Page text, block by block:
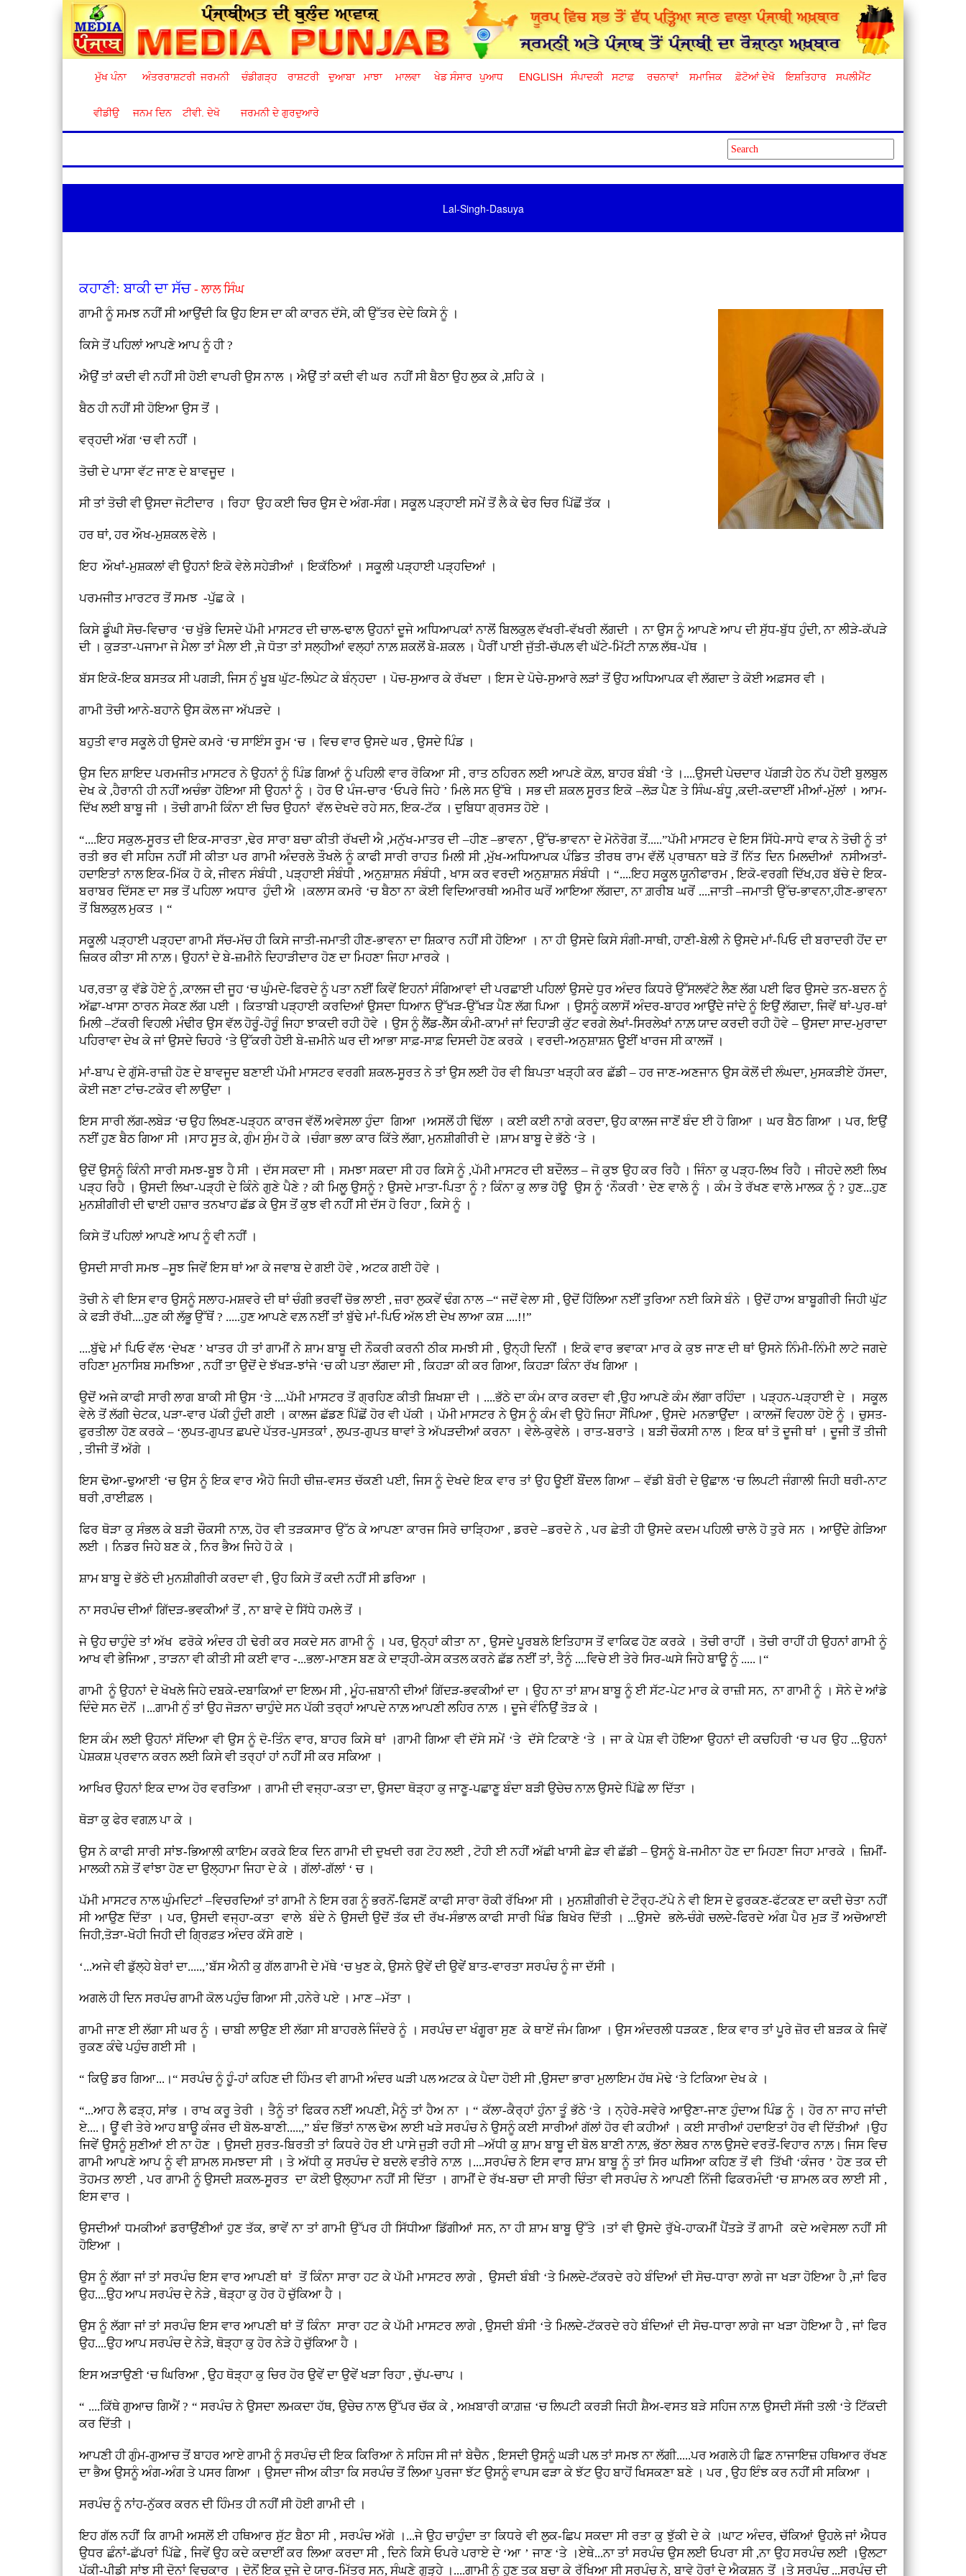
ਮੁੱਖ ਪੰਨਾ ਅੰਤਰਰਾਸ਼ਟਰੀ ਜਰਮਨੀ ਚੰਡੀਗੜ੍ਹ ਰਾਸ਼ਟਰੀ ਦੁਆਬਾ ਮਾਝਾ ਮਾਲਵਾ ਖੇਡ ਸੰਸਾਰ ਪੁਆਧ ENGLISH ਸੰਪਾਦਕੀ ਸਟਾਫ਼ ਰਚਨਾਵਾਂ ਸਮਾਜਿਕ ਫ਼ੋਟੋਆਂ ਦੇਖੋ ਇਸ਼ਤਿਹਾਰ ਸਪਲੀਮੈਂਟ
ਵੀਡੀਉ ਜਨਮ ਦਿਨ ਟੀਵੀ. ਦੇਖੋ ਜਰਮਨੀ ਦੇ ਗੁਰਦੁਆਰੇ
Lal-Singh-Dasuya
ਕਹਾਣੀ: ਬਾਕੀ ਦਾ ਸੱਚ- ਲਾਲ ਸਿੰਘ
ਗਾਮੀ ਨੂੰ ਸਮਝ ਨਹੀਂ ਸੀ ਆਉਂਦੀ ਕਿ ਉਹ ਇਸ ਦਾ ਕੀ ਕਾਰਨ ਦੱਸੇ, ਕੀ ਉੱਤਰ ਦੇਦੇ ਕਿਸੇ ਨੂੰ ।
ਕਿਸੇ ਤੋਂ ਪਹਿਲਾਂ ਆਪਣੇ ਆਪ ਨੂੰ ਹੀ ?
ਐਉਂ ਤਾਂ ਕਦੀ ਵੀ ਨਹੀਂ ਸੀ ਹੋਈ ਵਾਪਰੀ ਉਸ ਨਾਲ । ਐਉਂ ਤਾਂ ਕਦੀ ਵੀ ਘਰ ਨਹੀਂ ਸੀ ਬੈਠਾ ਉਹ ਲੁਕ ਕੇ ,ਸ਼ਹਿ ਕੇ ।
ਬੈਠ ਹੀ ਨਹੀਂ ਸੀ ਹੋਇਆ ਉਸ ਤੋਂ ।
ਵਰ੍ਹਦੀ ਅੱਗ ‘ਚ ਵੀ ਨਹੀਂ ।
ਤੋਚੀ ਦੇ ਪਾਸਾ ਵੱਟ ਜਾਣ ਦੇ ਬਾਵਜੂਦ ।
ਸੀ ਤਾਂ ਤੋਚੀ ਵੀ ਉਸਦਾ ਜੋਟੀਦਾਰ । ਰਿਹਾ ਉਹ ਕਈ ਚਿਰ ਉਸ ਦੇ ਅੰਗ-ਸੰਗ। ਸਕੂਲ ਪੜ੍ਹਾਈ ਸਮੇਂ ਤੋਂ ਲੈ ਕੇ ਢੇਰ ਚਿਰ ਪਿੱਛੋਂ ਤੱਕ ।
ਹਰ ਥਾਂ, ਹਰ ਔਖ-ਮੁਸ਼ਕਲ ਵੇਲੇ ।
ਇਹ ਔਖਾਂ-ਮੁਸ਼ਕਲਾਂ ਵੀ ਉਹਨਾਂ ਇਕੋ ਵੇਲੇ ਸਹੇੜੀਆਂ । ਇਕੱਠਿਆਂ । ਸਕੂਲੀ ਪੜ੍ਹਾਈ ਪੜ੍ਹਦਿਆਂ ।
ਪਰਮਜੀਤ ਮਾਰਟਰ ਤੋਂ ਸਮਝ -ਪੁੱਛ ਕੇ ।
ਕਿਸੇ ਡੂੰਘੀ ਸੋਚ-ਵਿਚਾਰ ‘ਚ ਖੁੱਭੇ ਦਿਸਦੇ ਪੱਮੀ ਮਾਸਟਰ ਦੀ ਚਾਲ-ਢਾਲ ਉਹਨਾਂ ਦੂਜੇ ਅਧਿਆਪਕਾਂ ਨਾਲੋਂ ਬਿਲਕੁਲ ਵੱਖਰੀ-ਵੱਖਰੀ ਲੱਗਦੀ । ਨਾ ਉਸ ਨੂੰ ਆਪਣੇ ਆਪ ਦੀ ਸੁੱਧ-ਬੁੱਧ ਹੁੰਦੀ, ਨਾ ਲੀੜੇ-ਕੱਪੜੇ
ਦੀ । ਕੁੜਤਾ-ਪਜਾਮਾ ਜੇ ਮੈਲਾ ਤਾਂ ਮੈਲਾ ਈ ,ਜੇ ਧੋਤਾ ਤਾਂ ਸਲ੍ਹੀਆਂ ਵਲ੍ਹਾਂ ਨਾਲ਼ ਸ਼ਕਲੋਂ ਬੇ-ਸ਼ਕਲ । ਪੈਰੀਂ ਪਾਈ ਜੁੱਤੀ-ਚੱਪਲ ਵੀ ਘੱਟੇ-ਮਿੱਟੀ ਨਾਲ਼ ਲੱਥ-ਪੱਥ ।
ਬੱਸ ਇਕੋ-ਇਕ ਬਸਤਕ ਸੀ ਪਗੜੀ, ਜਿਸ ਨੁੰ ਖੂਬ ਘੁੱਟ-ਲਿਪੇਟ ਕੇ ਬੰਨ੍ਹਦਾ । ਪੋਚ-ਸੁਆਰ ਕੇ ਰੱਖਦਾ । ਇਸ ਦੇ ਪੋਚੇ-ਸੁਆਰੇ ਲੜਾਂ ਤੋਂ ਉਹ ਅਧਿਆਪਕ ਵੀ ਲੱਗਦਾ ਤੇ ਕੋਈ ਅਫ਼ਸਰ ਵੀ ।
ਗਾਮੀ ਤੋਚੀ ਆਨੇ-ਬਹਾਨੇ ਉਸ ਕੋਲ ਜਾ ਅੱਪੜਦੇ ।
ਬਹੁਤੀ ਵਾਰ ਸਕੂਲੇ ਹੀ ਉਸਦੇ ਕਮਰੇ ‘ਚ ਸਾਇੰਸ ਰੂਮ ‘ਚ । ਵਿਚ ਵਾਰ ਉਸਦੇ ਘਰ , ਉਸਦੇ ਪਿੰਡ ।
ਉਸ ਦਿਨ ਸ਼ਾਇਦ ਪਰਮਜੀਤ ਮਾਸਟਰ ਨੇ ਉਹਨਾਂ ਨੂੰ ਪਿੰਡ ਗਿਆਂ ਨੂੰ ਪਹਿਲੀ ਵਾਰ ਰੋਕਿਆ ਸੀ , ਰਾਤ ਠਹਿਰਨ ਲਈ ਆਪਣੇ ਕੋਲ਼, ਬਾਹਰ ਬੰਬੀ ‘ਤੇ ।....ਉਸਦੀ ਪੇਚਦਾਰ ਪੱਗੜੀ ਹੇਠ ਨੱਪ ਹੋਈ ਬੁਲਬੁਲ
ਦੇਖ ਕੇ ,ਹੈਰਾਨੀ ਹੀ ਨਹੀਂ ਅਚੰਭਾ ਹੋਇਆ ਸੀ ਉਹਨਾਂ ਨੂੰ । ਹੋਰ ੳ ਪੰਜ-ਚਾਰ ‘ਓਪਰੇ ਜਿਹੇ ’ ਮਿਲੇ ਸਨ ਉੱਥੇ । ਸਭ ਦੀ ਸ਼ਕਲ ਸੂਰਤ ਇਕੋ –ਲੋੜ ਪੈਣ ਤੇ ਸਿੰਘ-ਬੰਧੂ ,ਕਦੀ-ਕਦਾਈਂ ਮੀਆਂ-ਮੁੱਲਾਂ । ਆਮ-
ਦਿੱਖ ਲਈ ਬਾਬੂ ਜੀ । ਤੋਚੀ ਗਾਮੀ ਕਿੰਨਾ ਈ ਚਿਰ ਉਹਨਾਂ ਵੱਲ ਦੇਖਦੇ ਰਹੇ ਸਨ, ਇਕ-ਟੱਕ । ਦੁਬਿਧਾ ਗ੍ਰਸਤ ਹੋਏ ।
“....ਇਹ ਸਕੁਲ-ਸੂਰਤ ਦੀ ਇਕ-ਸਾਰਤਾ ,ਢੇਰ ਸਾਰਾ ਬਚਾ ਕੀਤੀ ਰੱਖਦੀ ਐ ,ਮਨੁੱਖ-ਮਾਤਰ ਦੀ –ਹੀਣ –ਭਾਵਨਾ , ਉੱਚ-ਭਾਵਨਾ ਦੇ ਮੋਨੋਰੋਗ ਤੋਂ.....”ਪੱਮੀ ਮਾਸਟਰ ਦੇ ਇਸ ਸਿੱਧੇ-ਸਾਧੇ ਵਾਕ ਨੇ ਤੋਚੀ ਨੂੰ ਤਾਂ
ਰਤੀ ਭਰ ਵੀ ਸਹਿਜ ਨਹੀਂ ਸੀ ਕੀਤਾ ਪਰ ਗਾਮੀ ਅੰਦਰਲੇ ਤੌਖਲੇ ਨੂੰ ਕਾਫੀ ਸਾਰੀ ਰਾਹਤ ਮਿਲੀ ਸੀ ,ਮੁੱਖ-ਅਧਿਆਪਕ ਪੰਡਿਤ ਤੀਰਥ ਰਾਮ ਵੱਲੋਂ ਪ੍ਰਾਥਨਾ ਥੜੇ ਤੋਂ ਨਿੱਤ ਦਿਨ ਮਿਲਦੀਆਂ ਨਸੀਅਤਾਂ-
ਹਦਾਇਤਾਂ ਨਾਲ ਇਕ-ਮਿੱਕ ਹੋ ਕੇ, ਜੀਵਨ ਸੰਬੰਧੀ , ਪੜ੍ਹਾਈ ਸੰਬੰਧੀ , ਅਨੁਸ਼ਾਸ਼ਨ ਸੰਬੰਧੀ , ਖਾਸ ਕਰ ਵਰਦੀ ਅਨੁਸ਼ਾਸ਼ਨ ਸੰਬੰਧੀ । “....ਇਹ ਸਕੂਲ ਯੂਨੀਫਾਰਮ , ਇਕੋ-ਵਰਗੀ ਦਿੱਖ,ਹਰ ਬੱਚੇ ਦੇ ਇਕ-
ਬਰਾਬਰ ਦਿੱਸਣ ਦਾ ਸਭ ਤੋਂ ਪਹਿਲਾ ਅਧਾਰ ਹੁੰਦੀ ਐ ।ਕਲਾਸ ਕਮਰੇ ‘ਚ ਬੈਠਾ ਨਾ ਕੋਈ ਵਿਦਿਆਰਥੀ ਅਮੀਰ ਘਰੋਂ ਆਇਆ ਲੱਗਦਾ, ਨਾ ਗ਼ਰੀਬ ਘਰੋਂ ....ਜਾਤੀ –ਜਮਾਤੀ ਉੱਚ-ਭਾਵਨਾ,ਹੀਣ-ਭਾਵਨਾ
ਤੋਂ ਬਿਲਕੁਲ ਮੁਕਤ । “
ਸਕੂਲੀ ਪੜ੍ਹਾਈ ਪੜ੍ਹਦਾ ਗਾਮੀ ਸੱਚ-ਮੱਚ ਹੀ ਕਿਸੇ ਜਾਤੀ-ਜਮਾਤੀ ਹੀਣ-ਭਾਵਨਾ ਦਾ ਸ਼ਿਕਾਰ ਨਹੀਂ ਸੀ ਹੋਇਆ । ਨਾ ਹੀ ਉਸਦੇ ਕਿਸੇ ਸੰਗੀ-ਸਾਥੀ, ਹਾਣੀ-ਬੇਲੀ ਨੇ ਉਸਦੇ ਮਾਂ-ਪਿਓ ਦੀ ਬਰਾਦਰੀ ਹੋਂਦ ਦਾ
ਜ਼ਿਕਰ ਕੀਤਾ ਸੀ ਨਾਲ਼। ਉਹਨਾਂ ਦੇ ਬੇ-ਜ਼ਮੀਨੇ ਦਿਹਾੜੀਦਾਰ ਹੋਣ ਦਾ ਮਿਹਣਾ ਜਿਹਾ ਮਾਰਕੇ ।
ਪਰ,ਰਤਾ ਕੁ ਵੱਡੇ ਹੋਏ ਨੂੰ ,ਕਾਲਜ ਦੀ ਜੂਹ ‘ਚ ਘੁੰਮਦੇ-ਫਿਰਦੇ ਨੂੰ ਪਤਾ ਨਈਂ ਕਿਵੇਂ ਇਹਨਾਂ ਸੰਗਿਆਵਾਂ ਦੀ ਪਰਛਾਈ ਪਹਿਲਾਂ ਉਸਦੇ ਧੁਰ ਅੰਦਰ ਕਿਧਰੇ ਉੱਸਲਵੱਟੇ ਲੈਣ ਲੱਗ ਪਈ ਫਿਰ ਉਸਦੇ ਤਨ-ਬਦਨ ਨੂੰ
ਅੱਛਾ-ਖਾਸਾ ਠਾਰਨ ਸੇਕਣ ਲੱਗ ਪਈ । ਕਿਤਾਬੀ ਪੜ੍ਹਾਈ ਕਰਦਿਆਂ ਉਸਦਾ ਧਿਆਨ ਉੱਖੜ-ਉੱਖੜ ਪੈਣ ਲੱਗ ਪਿਆ । ਉਸਨੂੰ ਕਲਾਸੋਂ ਅੰਦਰ-ਬਾਹਰ ਆਉਂਦੇ ਜਾਂਦੇ ਨੂੰ ਇਉਂ ਲੱਗਦਾ, ਜਿਵੇਂ ਥਾਂ-ਪੁਰ-ਥਾਂ
ਮਿਲੀ –ਟੱਕਰੀ ਵਿਹਲੀ ਮੰਢੀਰ ਉਸ ਵੱਲ ਹੋਰੂੰ-ਹੋਰੂੰ ਜਿਹਾ ਝਾਕਦੀ ਰਹੀ ਹੋਵੇ । ਉਸ ਨੂੰ ਲੈਂਡ-ਲੈੱਸ ਕੰਮੀ-ਕਾਮਾਂ ਜਾਂ ਦਿਹਾੜੀ ਕੁੱਟ ਵਰਗੇ ਲੇਖਾਂ-ਸਿਰਲੇਖਾਂ ਨਾਲ਼ ਯਾਦ ਕਰਦੀ ਰਹੀ ਹੋਵੇ – ਉਸਦਾ ਸਾਦ-ਮੁਰਾਦਾ
ਪਹਿਰਾਵਾ ਦੇਖ ਕੇ ਜਾਂ ਉਸਦੇ ਚਿਹਰੇ ‘ਤੇ ਉੱਕਰੀ ਹੋਈ ਬੇ-ਜ਼ਮੀਨੇ ਘਰ ਦੀ ਆਭਾ ਸਾਫ਼-ਸਾਫ਼ ਦਿਸਦੀ ਹੋਣ ਕਰਕੇ । ਵਰਦੀ-ਅਨੁਸ਼ਾਸ਼ਨ ਊਈਂ ਖਾਰਜ ਸੀ ਕਾਲਜੋਂ ।
ਮਾਂ-ਬਾਪ ਦੇ ਗੁੱਸੇ-ਰਾਜ਼ੀ ਹੋਣ ਦੇ ਬਾਵਜੂਦ ਬਣਾਈ ਪੱਮੀ ਮਾਸਟਰ ਵਰਗੀ ਸ਼ਕਲ-ਸੂਰਤ ਨੇ ਤਾਂ ਉਸ ਲਈ ਹੋਰ ਵੀ ਬਿਪਤਾ ਖੜ੍ਹੀ ਕਰ ਛੱਡੀ – ਹਰ ਜਾਣ-ਅਣਜਾਨ ਉਸ ਕੋਲੋਂ ਦੀ ਲੰਘਦਾ, ਮੁਸਕੜੀਏ ਹੱਸਦਾ,
ਕੋਈ ਜਣਾ ਟਾਂਚ-ਟਕੋਰ ਵੀ ਲਾਉਂਦਾ ।
ਇਸ ਸਾਰੀ ਲੱਗ-ਲਬੇੜ ‘ਚ ਉਹ ਲਿਖਣ-ਪੜ੍ਹਨ ਕਾਰਜ ਵੱਲੋਂ ਅਵੇਸਲਾ ਹੁੰਦਾ ਗਿਆ ।ਅਸਲੋਂ ਹੀ ਢਿੱਲਾ । ਕਈ ਕਈ ਨਾਗੇ ਕਰਦਾ, ਉਹ ਕਾਲਜ ਜਾਣੋਂ ਬੰਦ ਈ ਹੋ ਗਿਆ । ਘਰ ਬੈਠ ਗਿਆ । ਪਰ, ਇਉਂ
ਨਈਂ ਹੁਣ ਬੈਠ ਗਿਆ ਸੀ ।ਸਾਹ ਸੂਤ ਕੇ, ਗੁੰਮ ਸੁੰਮ ਹੋ ਕੇ ।ਚੰਗਾ ਭਲਾ ਕਾਰ ਕਿੱਤੇ ਲੱਗਾ, ਮੁਨਸ਼ੀਗੀਰੀ ਦੇ ।ਸ਼ਾਮ ਬਾਬੂ ਦੇ ਭੱਠੇ ‘ਤੇ ।
ਉਦੋਂ ਉਸਨੂੰ ਕਿੰਨੀ ਸਾਰੀ ਸਮਝ-ਬੂਝ ਹੈ ਸੀ । ਦੱਸ ਸਕਦਾ ਸੀ । ਸਮਝਾ ਸਕਦਾ ਸੀ ਹਰ ਕਿਸੇ ਨੂੰ ,ਪੱਮੀ ਮਾਸਟਰ ਦੀ ਬਦੌਲਤ – ਜੋ ਕੁਝ ਉਹ ਕਰ ਰਿਹੈ । ਜਿੰਨਾ ਕੁ ਪੜ੍ਹ-ਲਿਖ ਰਿਹੈ । ਜੀਹਦੇ ਲਈ ਲਿਖ
ਪੜ੍ਹ ਰਿਹੈ । ਉਸਦੀ ਲਿਖਾ-ਪੜ੍ਹੀ ਦੇ ਕਿੰਨੇ ਗੁਣੇ ਪੈਣੇ ? ਕੀ ਮਿਲੂ ਉਸਨੂੰ ? ਉਸਦੇ ਮਾਤਾ-ਪਿਤਾ ਨੂੰ ? ਕਿੰਨਾ ਕੁ ਲਾਭ ਹੋਊ ਉਸ ਨੂੰ ‘ਨੌਕਰੀ ’ ਦੇਣ ਵਾਲੇ ਨੂੰ । ਕੰਮ ਤੇ ਰੱਖਣ ਵਾਲੇ ਮਾਲਕ ਨੂੰ ? ਹੁਣ...ਹੁਣ
ਮੁਨਸ਼ੀਗੀਰੀ ਦੀ ਢਾਈ ਹਜ਼ਾਰ ਤਨਖਾਹ ਛੱਡ ਕੇ ਉਸ ਤੋਂ ਕੁਝ ਵੀ ਨਹੀਂ ਸੀ ਦੱਸ ਹੋ ਰਿਹਾ , ਕਿਸੇ ਨੂੰ ।
ਕਿਸੇ ਤੋਂ ਪਹਿਲਾਂ ਆਪਣੇ ਆਪ ਨੂੰ ਵੀ ਨਹੀਂ ।
ਉਸਦੀ ਸਾਰੀ ਸਮਝ –ਸੂਝ ਜਿਵੇਂ ਇਸ ਥਾਂ ਆ ਕੇ ਜਵਾਬ ਦੇ ਗਈ ਹੋਵੇ , ਅਟਕ ਗਈ ਹੋਵੇ ।
ਤੋਚੀ ਨੇ ਵੀ ਇਸ ਵਾਰ ਉਸਨੂੰ ਸਲਾਹ-ਮਸ਼ਵਰੇ ਦੀ ਥਾਂ ਚੰਗੀ ਭਰਵੀਂ ਚੋਭ ਲਾਈ , ਜ਼ਰਾ ਲੁਕਵੇਂ ਢੰਗ ਨਾਲ –“ ਜਦੋਂ ਵੇਲਾ ਸੀ , ਉਦੋਂ ਹਿੱਲਿਆ ਨਈਂ ਤੁਰਿਆ ਨਈ ਕਿਸੇ ਬੰਨੇ । ਉਦੋਂ ਹਾਅ ਬਾਬੂਗੀਰੀ ਜਿਹੀ ਘੁੱਟ
ਕੇ ਫੜੀ ਰੱਖੀ....ਹੁਣ ਕੀ ਲੱਭੂ ਉੱਥੋਂ ? .....ਹੁਣ ਆਪਣੇ ਵਲ਼ ਨਈਂ ਤਾਂ ਬੁੱਢੇ ਮਾਂ-ਪਿਓ ਅੱਲ ਈ ਦੇਖ ਲਾਆ ਕਸ਼ ....!!”
....ਬੁੱਢੇ ਮਾਂ ਪਿਓ ਵੱਲ ‘ਦੇਖਣ ’ ਖਾਤਰ ਹੀ ਤਾਂ ਗਾਮੀਂ ਨੇ ਸ਼ਾਮ ਬਾਬੂ ਦੀ ਨੌਕਰੀ ਕਰਨੀ ਠੀਕ ਸਮਝੀ ਸੀ , ਉਨ੍ਹੀ ਦਿਨੀਂ । ਇਕੋ ਵਾਰ ਭਵਾਕਾ ਮਾਰ ਕੇ ਕੁਝ ਜਾਣ ਦੀ ਥਾਂ ਉਸਨੇ ਨਿੰਮੀ-ਨਿੰਮੀ ਲਾਟੇ ਜਗਦੇ
ਰਹਿਣਾ ਮੁਨਾਸਿਬ ਸਮਝਿਆ , ਨਹੀਂ ਤਾ ਉਦੋਂ ਦੇ ਝੱਖੜ-ਝਾਂਜੇ ‘ਚ ਕੀ ਪਤਾ ਲੱਗਦਾ ਸੀ , ਕਿਹੜਾ ਕੀ ਕਰ ਗਿਆ, ਕਿਹੜਾ ਕਿੰਨਾ ਰੱਖ ਗਿਆ ।
ਉਦੋਂ ਅਜੇ ਕਾਫੀ ਸਾਰੀ ਲਾਗ ਬਾਕੀ ਸੀ ਉਸ ‘ਤੇ ....ਪੱਮੀ ਮਾਸਟਰ ਤੋਂ ਗ੍ਰਹਿਣ ਕੀਤੀ ਸ਼ਿਖਸ਼ਾ ਦੀ । ....ਭੱਠੇ ਦਾ ਕੰਮ ਕਾਰ ਕਰਦਾ ਵੀ ,ਉਹ ਆਪਣੇ ਕੰਮ ਲੱਗਾ ਰਹਿੰਦਾ । ਪੜ੍ਹਨ-ਪੜ੍ਹਾਈ ਦੇ । ਸਕੂਲ
ਵੇਲੇ ਤੋਂ ਲੱਗੀ ਚੇਟਕ, ਪੜਾ-ਵਾਰ ਪੱਕੀ ਹੁੰਦੀ ਗਈ । ਕਾਲਜ ਛੱਡਣ ਪਿੱਛੋਂ ਹੋਰ ਵੀ ਪੱਕੀ । ਪੱਮੀ ਮਾਸਟਰ ਨੇ ਉਸ ਨੂੰ ਕੰਮ ਵੀ ਉਹੋ ਜਿਹਾ ਸੌਂਪਿਆ , ਉਸਦੇ ਮਨਭਾਉਂਦਾ । ਕਾਲਜੋਂ ਵਿਹਲਾ ਹੋਏ ਨੂੰ । ਚੁਸਤ-
ਫੁਰਤੀਲਾ ਹੋਣ ਕਰਕੇ – ‘ਲੁਪਤ-ਗੁਪਤ ਛਪਦੇ ਪੱਤਰ-ਪੁਸਤਕਾਂ , ਲੁਪਤ-ਗੁਪਤ ਥਾਵਾਂ ਤੇ ਅੱਪੜਦੀਆਂ ਕਰਨਾ । ਵੇਲੇ-ਕੁਵੇਲੇ । ਰਾਤ-ਬਰਾਤੇ । ਬੜੀ ਚੌਕਸੀ ਨਾਲ । ਇਕ ਥਾਂ ਤੋ ਦੂਜੀ ਥਾਂ । ਦੂਜੀ ਤੋਂ ਤੀਜੀ
, ਤੀਜੀ ਤੋਂ ਅੱਗੇ ।
ਇਸ ਢੋਆ-ਢੁਆਈ ‘ਚ ਉਸ ਨੂੰ ਇਕ ਵਾਰ ਐਹੋ ਜਿਹੀ ਚੀਜ਼-ਵਸਤ ਚੱਕਣੀ ਪਈ, ਜਿਸ ਨੂੰ ਦੇਖਦੇ ਇਕ ਵਾਰ ਤਾਂ ਉਹ ਊਈਂ ਬੌਂਦਲ ਗਿਆ – ਵੱਡੀ ਬੋਰੀ ਦੇ ਉਛਾਲ ‘ਚ ਲਿਪਟੀ ਜੰਗਾਲੀ ਜਿਹੀ ਥਰੀ-ਨਾਟ
ਥਰੀ ,ਰਾਈਫ਼ਲ ।
ਫਿਰ ਥੋੜਾ ਕੁ ਸੰਭਲ ਕੇ ਬੜੀ ਚੌਕਸੀ ਨਾਲ਼, ਹੋਰ ਵੀ ਤੜਕਸਾਰ ਉੱਠ ਕੇ ਆਪਣਾ ਕਾਰਜ ਸਿਰੇ ਚਾੜ੍ਹਿਆ , ਡਰਦੇ –ਡਰਦੇ ਨੇ , ਪਰ ਛੇਤੀ ਹੀ ਉਸਦੇ ਕਦਮ ਪਹਿਲੀ ਚਾਲੇ ਹੋ ਤੁਰੇ ਸਨ । ਆਉਂਦੇ ਗੇੜਿਆ
ਲਈ । ਨਿਡਰ ਜਿਹੇ ਬਣ ਕੇ , ਨਿਰ ਭੈਅ ਜਿਹੇ ਹੋ ਕੇ ।
ਸ਼ਾਮ ਬਾਬੂ ਦੇ ਭੱਠੇ ਦੀ ਮੁਨਸ਼ੀਗੀਰੀ ਕਰਦਾ ਵੀ , ਉਹ ਕਿਸੇ ਤੋਂ ਕਦੀ ਨਹੀਂ ਸੀ ਡਰਿਆ ।
ਨਾ ਸਰਪੰਚ ਦੀਆਂ ਗਿੱਦੜ-ਭਵਕੀਆਂ ਤੋਂ , ਨਾ ਬਾਵੇ ਦੇ ਸਿੱਧੇ ਹਮਲੇ ਤੋਂ ।
ਜੇ ਉਹ ਚਾਹੁੰਦੇ ਤਾਂ ਅੱਖ ਫਰੋਕੇ ਅੰਦਰ ਹੀ ਢੇਰੀ ਕਰ ਸਕਦੇ ਸਨ ਗਾਮੀ ਨੂੰ । ਪਰ, ਉਨ੍ਹਾਂ ਕੀਤਾ ਨਾ , ਉਸਦੇ ਪੂਰਬਲੇ ਇਤਿਹਾਸ ਤੋਂ ਵਾਕਿਫ ਹੋਣ ਕਰਕੇ । ਤੋਚੀ ਰਾਹੀਂ । ਤੋਚੀ ਰਾਹੀਂ ਹੀ ਉਹਨਾਂ ਗਾਮੀ ਨੂੰ
ਆਖ ਵੀ ਭੇਜਿਆ , ਤਾੜਨਾ ਵੀ ਕੀਤੀ ਸੀ ਕਈ ਵਾਰ -...ਭਲਾ-ਮਾਣਸ ਬਣ ਕੇ ਦਾੜ੍ਹੀ-ਕੇਸ ਕਤਲ ਕਰਨੇ ਛੱਡ ਨਈਂ ਤਾਂ, ਤੈਨੂੰ ....ਵਿਚੇ ਈ ਤੇਰੇ ਸਿਰ-ਘਸੇ ਜਿਹੇ ਬਾਊ ਨੂੰ .....।“
ਗਾਮੀ ਨੂੰ ਉਹਨਾਂ ਦੇ ਖੋਖਲੇ ਜਿਹੇ ਦਬਕੇ-ਦਬਾਕਿਆਂ ਦਾ ਇਲਮ ਸੀ , ਮੂੰਹ-ਜ਼ਬਾਨੀ ਦੀਆਂ ਗਿੱਦੜ-ਭਵਕੀਆਂ ਦਾ । ਉਹ ਨਾ ਤਾਂ ਸ਼ਾਮ ਬਾਬੂ ਨੂੰ ਈ ਸੱਟ-ਪੇਟ ਮਾਰ ਕੇ ਰਾਜ਼ੀ ਸਨ, ਨਾ ਗਾਮੀ ਨੂੰ । ਸੋਨੇ ਦੇ ਆਂਡੇ
ਦਿੰਦੇ ਸਨ ਦੋਨੋਂ ।...ਗਾਮੀ ਨੁੰ ਤਾਂ ਉਹ ਜੋੜਨਾ ਚਾਹੁੰਦੇ ਸਨ ਪੱਕੀ ਤਰ੍ਹਾਂ ਆਪਦੇ ਨਾਲ਼ ਆਪਣੀ ਲਹਿਰ ਨਾਲ਼ । ਦੂਜੇ ਵੰਨਿਉਂ ਤੋੜ ਕੇ ।
ਇਸ ਕੰਮ ਲਈ ਉਹਨਾਂ ਸੱਦਿਆ ਵੀ ਉਸ ਨੂੰ ਦੋ-ਤਿੰਨ ਵਾਰ, ਬਾਹਰ ਕਿਸੇ ਥਾਂ ।ਗਾਮੀ ਗਿਆ ਵੀ ਦੱਸੇ ਸਮੇਂ ‘ਤੇ ਦੱਸੇ ਟਿਕਾਣੇ ‘ਤੇ । ਜਾ ਕੇ ਪੇਸ਼ ਵੀ ਹੋਇਆ ਉਹਨਾਂ ਦੀ ਕਚਹਿਰੀ ‘ਚ ਪਰ ਉਹ ...ਉਹਨਾਂ
ਪੇਸ਼ਕਸ਼ ਪ੍ਰਵਾਨ ਕਰਨ ਲਈ ਕਿਸੇ ਵੀ ਤਰ੍ਹਾਂ ਹਾਂ ਨਹੀਂ ਸੀ ਕਰ ਸਕਿਆ ।
ਆਖਿਰ ਉਹਨਾਂ ਇਕ ਦਾਅ ਹੋਰ ਵਰਤਿਆ । ਗਾਮੀ ਦੀ ਵਜ੍ਹਾ-ਕਤਾ ਦਾ, ਉਸਦਾ ਥੋੜ੍ਹਾ ਕੁ ਜਾਣੂ-ਪਛਾਣੂ ਬੰਦਾ ਬੜੀ ਉਚੇਚ ਨਾਲ਼ ਉਸਦੇ ਪਿੱਛੇ ਲਾ ਦਿੱਤਾ ।
ਥੋੜਾ ਕੁ ਫੇਰ ਵਗਲ਼ ਪਾ ਕੇ ।
ਉਸ ਨੇ ਕਾਫੀ ਸਾਰੀ ਸਾਂਝ-ਭਿਆਲੀ ਕਾਇਮ ਕਰਕੇ ਇਕ ਦਿਨ ਗਾਮੀ ਦੀ ਦੁਖਦੀ ਰਗ ਟੋਹ ਲਈ , ਟੋਹੀ ਈ ਨਹੀਂ ਅੱਛੀ ਖਾਸੀ ਛੇੜ ਵੀ ਛੱਡੀ – ਉਸਨੂੰ ਬੇ-ਜਮੀਨਾ ਹੋਣ ਦਾ ਮਿਹਣਾ ਜਿਹਾ ਮਾਰਕੇ । ਜ਼ਿਮੀਂ-
ਮਾਲਕੀ ਨਸ਼ੇ ਤੋਂ ਵਾਂਝਾ ਹੋਣ ਦਾ ਉਲ੍ਹਾਮਾ ਜਿਹਾ ਦੇ ਕੇ । ਗੱਲਾਂ-ਗੱਲਾਂ ‘ ਚ ।
ਪੱਮੀ ਮਾਸਟਰ ਨਾਲ ਘੁੰਮਦਿਟਾਂ –ਵਿਚਰਦਿਆਂ ਤਾਂ ਗਾਮੀ ਨੇ ਇਸ ਰਗ ਨੂੰ ਭਰਨੋਂ-ਫਿਸਣੋਂ ਕਾਫੀ ਸਾਰਾ ਰੋਕੀ ਰੱਖਿਆ ਸੀ । ਮੁਨਸ਼ੀਗੀਰੀ ਦੇ ਟੌਰ੍ਹ-ਟੱਪੇ ਨੇ ਵੀ ਇਸ ਦੇ ਫੁਰਕਣ-ਫੱਟਕਣ ਦਾ ਕਦੀ ਚੇਤਾ ਨਹੀਂ
ਸੀ ਆਉਣ ਦਿੱਤਾ । ਪਰ, ਉਸਦੀ ਵਜ੍ਹਾ-ਕਤਾ ਵਾਲੇ ਬੰਦੇ ਨੇ ਉਸਦੀ ਉਦੋਂ ਤੱਕ ਦੀ ਰੱਖ-ਸੰਭਾਲ ਕਾਫੀ ਸਾਰੀ ਖਿੰਡ ਬਿਖੇਰ ਦਿੱਤੀ । ...ਉਸਦੇ ਭਲੇ-ਚੰਗੇ ਚਲਦੇ-ਫਿਰਦੇ ਅੰਗ ਪੈਰ ਮੁੜ ਤੋਂ ਅਚੋਆਈ
ਜਿਹੀ,ਤੋੜਾ-ਖੋਹੀ ਜਿਹੀ ਦੀ ਗ੍ਰਿਫ਼ਤ ਅੰਦਰ ਕੱਸੇ ਗਏ ।
‘...ਅਜੇ ਵੀ ਡੁੱਲ੍ਹੇ ਬੇਰਾਂ ਦਾ.....,’ਬੱਸ ਐਨੀ ਕੁ ਗੱਲ ਗਾਮੀ ਦੇ ਮੱਥੇ ‘ਚ ਖੁਣ ਕੇ, ਉਸਨੇ ਉਵੇਂ ਦੀ ਉਵੇਂ ਬਾਤ-ਵਾਰਤਾ ਸਰਪੰਚ ਨੂੰ ਜਾ ਦੱਸੀ ।
ਅਗਲੇ ਹੀ ਦਿਨ ਸਰਪੰਚ ਗਾਮੀ ਕੋਲ ਪਹੁੰਚ ਗਿਆ ਸੀ ,ਹਨੇਰੇ ਪਏ । ਮਾਣ –ਮੱਤਾ ।
ਗਾਮੀ ਜਾਣ ਈ ਲੱਗਾ ਸੀ ਘਰ ਨੂੰ । ਚਾਬੀ ਲਾਉਣ ਈ ਲੱਗਾ ਸੀ ਬਾਹਰਲੇ ਜਿੰਦਰੇ ਨੂੰ । ਸਰਪੰਚ ਦਾ ਖੰਗੂਰਾ ਸੁਣ ਕੇ ਥਾਏਂ ਜੰਮ ਗਿਆ । ਉਸ ਅੰਦਰਲੀ ਧੜਕਣ , ਇਕ ਵਾਰ ਤਾਂ ਪੂਰੇ ਜ਼ੋਰ ਦੀ ਬੜਕ ਕੇ ਜਿਵੇਂ
ਰੁਕਣ ਕੰਢੇ ਪਹੁੰਚ ਗਈ ਸੀ ।
“ ਕਿਉ ਡਰ ਗਿਆ...।“ ਸਰਪੰਚ ਨੂੰ ਹੂੰ-ਹਾਂ ਕਹਿਣ ਦੀ ਹਿੰਮਤ ਵੀ ਗਾਮੀ ਅੰਦਰ ਘੜੀ ਪਲ ਅਟਕ ਕੇ ਪੈਦਾ ਹੋਈ ਸੀ ,ਉਸਦਾ ਭਾਰਾ ਮੁਲਾਇਮ ਹੱਥ ਮੋਢੇ ‘ਤੇ ਟਿਕਿਆ ਦੇਖ ਕੇ ।
“...ਆਹ ਲੈ ਫੜ੍ਹ, ਸਾਂਭ । ਰਾਖ ਕਰੂ ਤੇਰੀ । ਤੈਨੂੰ ਤਾਂ ਫਿਕਰ ਨਈਂ ਅਪਣੀ, ਮੈਨੂੰ ਤਾਂ ਹੈਅ ਨਾ । “ ਕੱਲਾ-ਕੈਰ੍ਹਾਂ ਹੁੰਨਾ ਤੂੰ ਭੱਠੇ ‘ਤੇ । ਨ੍ਹੇਰੇ-ਸਵੇਰੇ ਆਉਣਾ-ਜਾਣ ਹੁੰਦਾਅ ਪਿੰਡ ਨੂੰ । ਹੋਰ ਨਾ ਜਾਹ ਜਾਂਦੀ
ਏ....। ਊਂ ਵੀ ਤੇਰੇ ਆਹ ਬਾਊ ਕੰਜਰ ਦੀ ਬੋਲ-ਬਾਣੀ.....,” ਬੰਦ ਭਿੱਤਾਂ ਨਾਲ ਢੋਅ ਲਾਈ ਖੜੇ ਸਰਪੰਚ ਨੇ ਉਸਨੂੰ ਕਈ ਸਾਰੀਆਂ ਗੱਲਾਂ ਹੋਰ ਵੀ ਕਹੀਆਂ । ਕਈ ਸਾਰੀਆਂ ਹਦਾਇਤਾਂ ਹੋਰ ਵੀ ਦਿੱਤੀਆਂ ।ਉਹ
ਜਿਵੇਂ ਉਸਨੂੰ ਸੁਣੀਆਂ ਈ ਨਾ ਹੋਣ । ਉਸਦੀ ਸੁਰਤ-ਬਿਰਤੀ ਤਾਂ ਕਿਧਰੇ ਹੋਰ ਈ ਪਾਸੇ ਜੁੜੀ ਰਹੀ ਸੀ –ਅੱਧੀ ਕੁ ਸ਼ਾਮ ਬਾਬੂ ਦੀ ਬੋਲ ਬਾਣੀ ਨਾਲ਼, ਭੱਠਾ ਲੇਬਰ ਨਾਲ ਉਸਦੇ ਵਰਤੋਂ-ਵਿਹਾਰ ਨਾਲ਼। ਜਿਸ ਵਿਚ
ਗਾਮੀ ਆਪਣੇ ਆਪ ਨੂੰ ਵੀ ਸ਼ਾਮਲ ਸਮਝਦਾ ਸੀ । ਤੇ ਅੱਧੀ ਕੁ ਸਰਪੰਚ ਦੇ ਬਦਲੇ ਵਤੀਰੇ ਨਾਲ਼ ।....ਸਰਪੰਚ ਨੇ ਇਸ ਵਾਰ ਸ਼ਾਮ ਬਾਬੂ ਨੂੰ ਤਾਂ ਸਿਰ ਘਸਿਆ ਕਹਿਣ ਤੋਂ ਵੀ ਤਿੱਖੀ ‘ਕੰਜਰ ’ ਹੋਣ ਤਕ ਦੀ
ਤੋਹਮਤ ਲਾਈ , ਪਰ ਗਾਮੀ ਨੂੰ ਉਸਦੀ ਸ਼ਕਲ-ਸੂਰਤ ਦਾ ਕੋਈ ਉਲ੍ਹਾਮਾ ਨਹੀਂ ਸੀ ਦਿੱਤਾ । ਗਾਮੀਂ ਦੇ ਰੱਖ-ਬਚਾ ਦੀ ਸਾਰੀ ਚਿੰਤਾ ਵੀ ਸਰਪੰਚ ਨੇ ਆਪਣੀ ਨਿੱਜੀ ਫਿਕਰਮੰਦੀ ‘ਚ ਸ਼ਾਮਲ ਕਰ ਲਾਈ ਸੀ ,
ਇਸ ਵਾਰ ।
ਉਸਦੀਆਂ ਧਮਕੀਆਂ ਡਰਾਉਂਣੀਆਂ ਹੁਣ ਤੱਕ, ਭਾਵੇਂ ਨਾ ਤਾਂ ਗਾਮੀ ਉੱਪਰ ਹੀ ਸਿੱਧੀਆ ਡਿੱਗੀਆਂ ਸਨ, ਨਾ ਹੀ ਸ਼ਾਮ ਬਾਬੂ ਉੱਤੇ ।ਤਾਂ ਵੀ ਉਸਦੇ ਰੁੱਖੇ-ਹਾਕਮੀਂ ਪੈਂਤੜੇ ਤੋਂ ਗਾਮੀ ਕਦੇ ਅਵੇਸਲਾ ਨਹੀਂ ਸੀ
ਹੋਇਆ ।
ਉਸ ਨੂੰ ਲੱਗਾ ਜਾਂ ਤਾਂ ਸਰਪੰਚ ਇਸ ਵਾਰ ਆਪਣੀ ਥਾਂ ਤੋਂ ਕਿੰਨਾ ਸਾਰਾ ਹਟ ਕੇ ਪੱਮੀ ਮਾਸਟਰ ਲਾਗੇ , ਉਸਦੀ ਬੰਬੀ ‘ਤੇ ਮਿਲਦੇ-ਟੱਕਰਦੇ ਰਹੇ ਬੰਦਿਆਂ ਦੀ ਸੋਚ-ਧਾਰਾ ਲਾਗੇ ਜਾ ਖੜਾ ਹੋਇਆ ਹੈ ,ਜਾਂ ਫਿਰ
ਉਹ....ਉਹ ਆਪ ਸਰਪੰਚ ਦੇ ਨੇੜੇ , ਥੋੜ੍ਹਾ ਕੁ ਹੋਰ ਹੋ ਚੁੱਕਿਆ ਹੈ ।
ਉਸ ਨੂੰ ਲੱਗਾ ਜਾਂ ਤਾਂ ਸਰਪੰਚ ਇਸ ਵਾਰ ਆਪਣੀ ਥਾਂ ਤੋਂ ਕਿੰਨਾ ਸਾਰਾ ਹਟ ਕੇ ਪੱਮੀ ਮਾਸਟਰ ਲਾਗੇ , ਉਸਦੀ ਬੰਸੀ ‘ਤੇ ਮਿਲਦੇ-ਟੱਕਰਦੇ ਰਹੇ ਬੰਦਿਆਂ ਦੀ ਸੋਚ-ਧਾਰਾ ਲਾਗੇ ਜਾ ਖੜਾ ਹੋਇਆ ਹੈ , ਜਾਂ ਫਿਰ
ਉਹ....ਉਹ ਆਪ ਸਰਪੰਚ ਦੇ ਨੇੜੇ, ਥੋੜ੍ਹਾ ਕੁ ਹੋਰ ਨੇੜੇ ਹੋ ਚੁੱਕਿਆ ਹੈ ।
ਇਸ ਅੜਾਉਣੀ ‘ਚ ਘਿਰਿਆ , ਉਹ ਥੋੜ੍ਹਾ ਕੁ ਚਿਰ ਹੋਰ ਉਵੇਂ ਦਾ ਉਵੇਂ ਖੜਾ ਰਿਹਾ , ਚੁੱਪ-ਚਾਪ ।
“ ....ਕਿੱਥੇ ਗੁਆਚ ਗਿਐਂ ? “ ਸਰਪੰਚ ਨੇ ਉਸਦਾ ਲਮਕਦਾ ਹੱਥ, ਉਚੇਚ ਨਾਲ ਉੱਪਰ ਚੱਕ ਕੇ , ਅਖ਼ਬਾਰੀ ਕਾਗ਼ਜ਼ ‘ਚ ਲਿਪਟੀ ਕਰੜੀ ਜਿਹੀ ਸ਼ੈਅ-ਵਸਤ ਬੜੇ ਸਹਿਜ ਨਾਲ਼ ਉਸਦੀ ਸੱਜੀ ਤਲੀ ‘ਤੇ ਟਿੱਕਦੀ
ਕਰ ਦਿੱਤੀ ।
ਆਪਣੀ ਹੀ ਗੁੰਮ-ਗੁਆਚ ਤੋਂ ਬਾਹਰ ਆਏ ਗਾਮੀ ਨੂੰ ਸਰਪੰਚ ਦੀ ਇਕ ਕਿਰਿਆ ਨੇ ਸਹਿਜ ਸੀ ਜਾਂ ਬੇਚੈਨ , ਇਸਦੀ ਉਸਨੂੰ ਘੜੀ ਪਲ ਤਾਂ ਸਮਝ ਨਾ ਲੱਗੀ.....ਪਰ ਅਗਲੇ ਹੀ ਛਿਣ ਨਾਜਾਇਜ਼ ਹਥਿਆਰ ਰੱਖਣ
ਦਾ ਭੈਅ ਉਸਨੂੰ ਅੰਗ-ਅੰਗ ਤੇ ਪਸਰ ਗਿਆ । ਉਸਦਾ ਜੀਅ ਕੀਤਾ ਕਿ ਸਰਪੰਚ ਤੋਂ ਲਿਆ ਪੁਰਜਾ ਝੱਟ ਉਸਨੂੰ ਵਾਪਸ ਫੜਾ ਕੇ ਝੱਟ ਉਹ ਬਾਹੋਂ ਖਿਸਕਣਾ ਬਣੇ । ਪਰ , ਉਹ ਇੰਝ ਕਰ ਨਹੀਂ ਸੀ ਸਕਿਆ ।
ਸਰਪੰਚ ਨੂੰ ਨਾਂਹ-ਨੁੱਕਰ ਕਰਨ ਦੀ ਹਿੰਮਤ ਹੀ ਨਹੀਂ ਸੀ ਹੋਈ ਗਾਮੀ ਦੀ ।
ਇਹ ਗੱਲ ਨਹੀਂ ਕਿ ਗਾਮੀ ਅਸਲੋਂ ਈ ਹਥਿਆਰ ਸੁੱਟ ਬੈਠਾ ਸੀ , ਸਰਪੰਚ ਅੱਗੇ ।...ਜੇ ਉਹ ਚਾਹੁੰਦਾ ਤਾ ਕਿਧਰੇ ਵੀ ਲੁਕ-ਛਿਪ ਸਕਦਾ ਸੀ ਰਤਾ ਕੁ ਝੁੱਕੀ ਦੇ ਕੇ ।ਘਾਟ ਅੰਦਰ, ਚੱਕਿਆਂ ਉਹਲੇ ਜਾਂ ਐਧਰ
ਉਧਰ ਛੰਨਾਂ-ਛੱਪਰਾਂ ਪਿੱਛੇ , ਜਿਵੇਂ ਉਹ ਕਦੇ ਕਦਾਈਂ ਕਰ ਲਿਆ ਕਰਦਾ ਸੀ , ਦਿਨੇ ਕਿਸੇ ਓਪਰੇ ਪਰਾਏ ਦੇ ‘ਆ ’ ਜਾਣ ‘ਤੇ ।ਏਥੇ...ਨਾ ਤਾਂ ਸਰਪੰਚ ਉਸ ਲਈ ਓਪਰਾ ਸੀ ,ਨਾ ਉਹ ਸਰਪੰਚ ਲਈ ।ਉਲਟਾ
ਪੱਕੀ-ਪੀਡੀ ਸਾਂਝ ਸੀ ਦੋਨਾਂ ਵਿਚਕਾਰ । ਦੋਨੋਂ ਇਕ ਦੂਜੇ ਦੇ ਯਾਰ-ਮਿੱਤਰ ਸਨ, ਸੰਘਣੇ ਗੂੜ੍ਹੇ ।....ਗਾਮੀ ਨੂੰ ਹੁਣ ਤਕ ਬਚਾ ਕੇ ਰੱਖਿਆ ਸੀ ਸਰਪੰਚ ਨੇ, ਬਾਵੇ ਹੋਰਾਂ ਦੇ ਐਕਸ਼ਨ ਤੋਂ ।ਤੇ ਸਰਪੰਚ ...ਸਰਪੰਚ ਦੀ